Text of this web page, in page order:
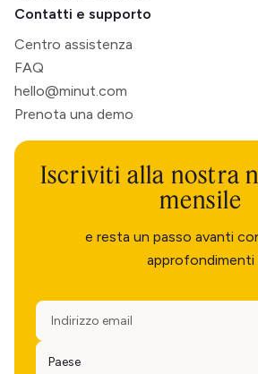
Contatti e supporto
Centro assistenza
FAQ
hello@minut.com
Prenota una demo
Iscriviti alla nostra
mensile
e resta un passo avanti
approfondimenti